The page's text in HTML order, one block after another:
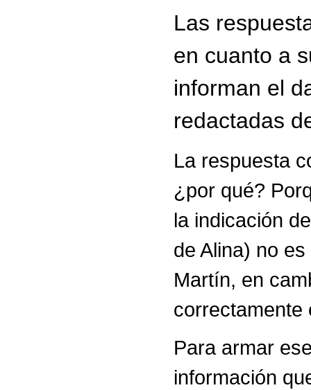
Las
en cuanto a
informan el
redactadas
La respuesta
¿por qué?
la indicación
de Alina) no
Martín, en
correctamente
Para armar
información